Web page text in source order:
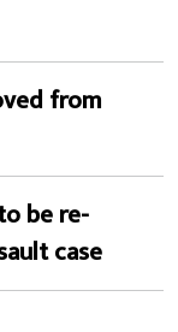
from
be re-
case